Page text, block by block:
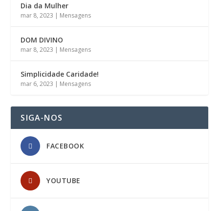
Dia da Mulher
mar 8, 2023 | Mensagens
DOM DIVINO
mar 8, 2023 | Mensagens
Simplicidade Caridade!
mar 6, 2023 | Mensagens
SIGA-NOS
FACEBOOK
YOUTUBE